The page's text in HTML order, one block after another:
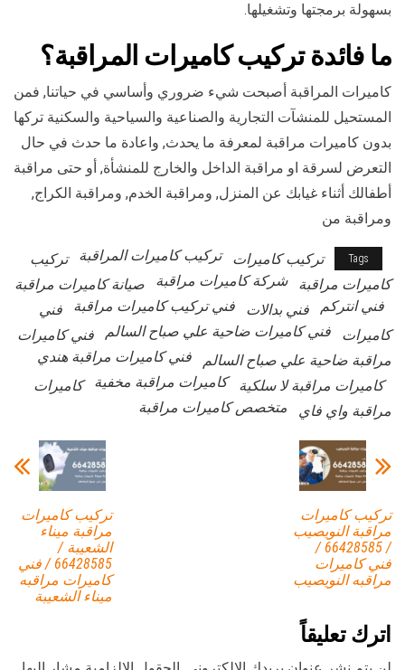
بسهولة برمجتها وتشغيلها.
ما فائدة تركيب كاميرات المراقبة؟
كاميرات المراقبة أصبحت شيء ضروري وأساسي في حياتنا, فمن
المستحيل للمنشآت التجارية والصناعية والسياحية والسكنية تركها
بدون كاميرات مراقبة لمعرفة ما يحدث, واعادة ما حدث في حال
التعرض لسرقة او مراقبة الداخل والخارج للمنشأة, أو حتى مراقبة
أطفالك أثناء غيابك عن المنزل, ومراقبة الخدم, ومراقبة الكراج,
ومراقبة من
Tags تركيب كاميرات تركيب كاميرات المراقبة
تركيب
كاميرات مراقبة
شركة كاميرات مراقبة
صيانة كاميرات مراقبة
فني انتركم
فني بدالات فني تركيب كاميرات مراقبة
فني
كاميرات
فني كاميرات ضاحية علي صباح السالم
فني كاميرات
مراقبة ضاحية علي صباح السالم
فني كاميرات مراقبة هندي
كاميرات مراقبة لا سلكية
كاميرات مراقبة مخفية
كاميرات
مراقبة واي فاي
متخصص كاميرات مراقبة
تركيب كاميرات
مراقبة ميناء
الشعيبة /
66428585 / فني
كاميرات مراقبه
ميناء الشعيبة
تركيب كاميرات
مراقبة النويصيب
/ 66428585 /
فني كاميرات
مراقبه النويصيب
اترك تعليقاً